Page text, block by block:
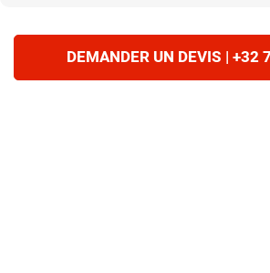
DEMANDER UN DEVIS | +32